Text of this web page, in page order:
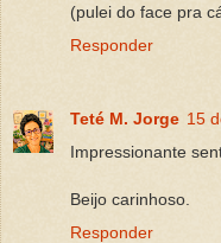
(pulei do face pra
Responder
Teté M. Jorge 15
Impressionante
Beijo carinhoso.
Responder